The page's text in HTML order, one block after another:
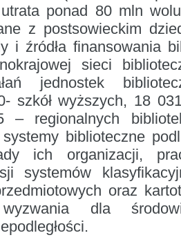
ponad 80 mln
z postsowieckim
i źródła finansowania
sieci
jednostek
szkół wyższych, 18
– regionalnych
biblioteczne
ich organizacji,
systemów
oraz
dla